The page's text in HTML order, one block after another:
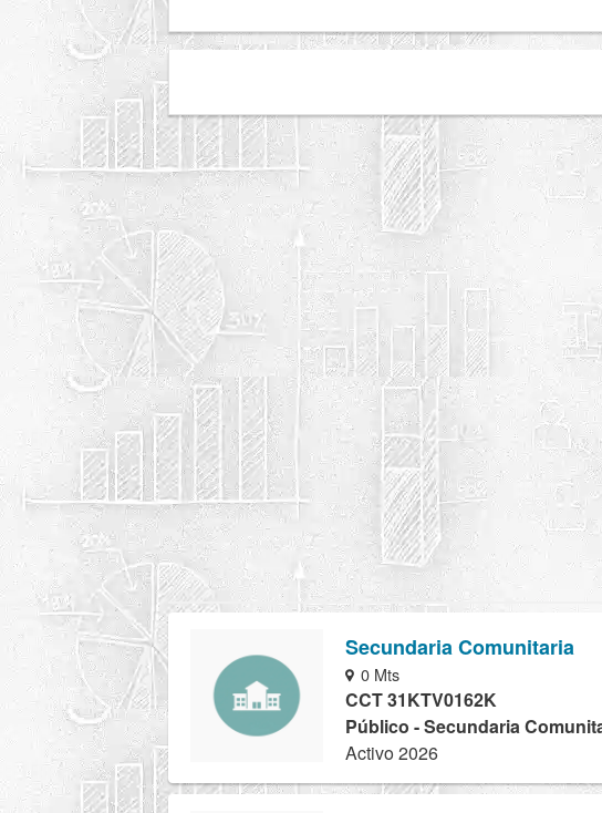
Secundaria Comunitaria
0 Mts
CCT 31KTV0162K
Público - Secundaria
Activo 2026